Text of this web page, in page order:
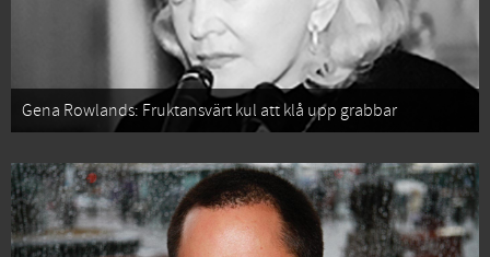
Gena Rowlands: Fruktansvärt kul att klå upp grabbar